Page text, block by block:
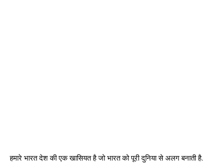
हमारे भारत देश की एक खासियत है जो भारत को पूरी दुनिया से अलग बनाती है.